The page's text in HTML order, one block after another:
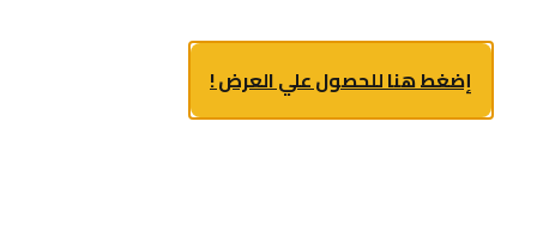
إضغط هنا للحصول علي العرض !